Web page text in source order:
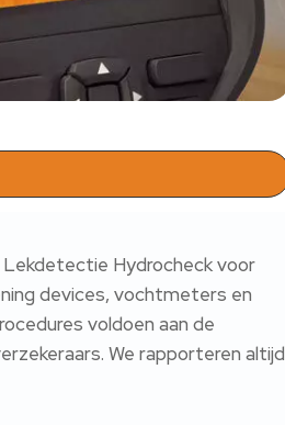
Lekdetectie Hydrocheck voor
devices, vochtmeters en
voldoen aan de
We rapporteren altijd